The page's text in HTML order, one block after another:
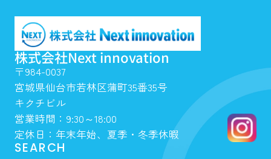
株式会社Next innovation
〒984-0037
宮城県仙台市若林区蒲町35番35号
キクチビル
営業時間：9:30～18:00
定休日：年末年始、夏季・冬季休暇
SEARCH